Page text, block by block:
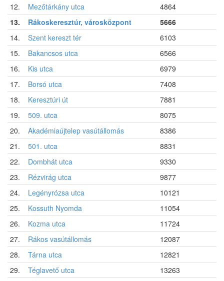
12.
Mezőtárkány utca
4864
13.
Rákoskeresztúr, városközpont
5666
14.
Szent kereszt tér
6103
15.
Bakancsos utca
6566
16.
Kis utca
6979
17.
Borsó utca
7408
18.
Keresztúri út
7881
19.
509. utca
8075
20.
Akadémiaújtelep vasútállomás
8386
21.
501. utca
8831
22.
Dombhát utca
9330
23.
Rézvirág utca
9877
24.
Legényrózsa utca
10121
25.
Kossuth Nyomda
11054
26.
Kozma utca
11724
27.
Rákos vasútállomás
12087
28.
Tárna utca
12821
29.
Téglavető utca
13263